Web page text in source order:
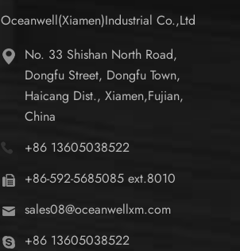
Oceanwell(Xiamen)Industrial Co.,Ltd
No. 33 Shishan North Road,
Dongfu Street, Dongfu Town,
Haicang Dist., Xiamen,Fujian,
China
+86 13605038522
+86-592-5685085 ext.8010
sales08@oceanwellxm.com
+86 13605038522